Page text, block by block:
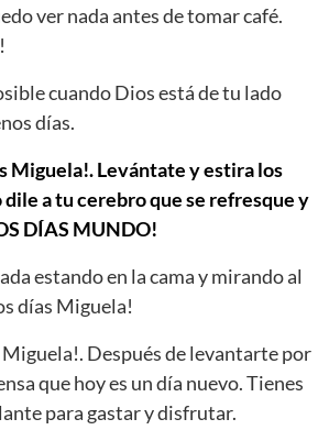
ver nada antes de tomar café.
cuando Dios está de tu lado
días.
Miguela!. Levántate y estira los
dile a tu cerebro que se refresque y
DÍAS MUNDO!
estando en la cama y mirando al
días Miguela!
Miguela!. Después de levantarte por
que hoy es un día nuevo. Tienes
para gastar y disfrutar.